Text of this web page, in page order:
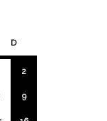
D
2
9